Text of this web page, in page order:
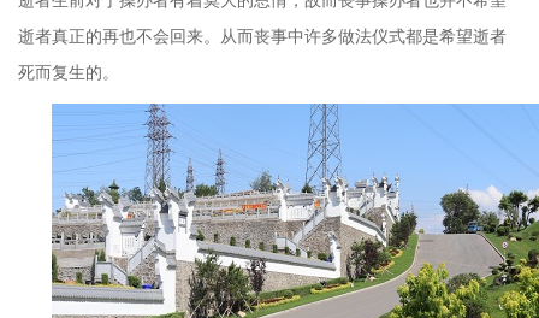
逝者真正的再也不会回来。从而丧事中许多做法仪式都是希望逝者
死而复生的。